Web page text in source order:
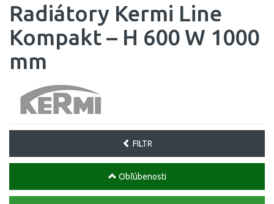
Radiátory Kermi Line
Kompakt – H 600 W 1000
mm
FILTR
Obľúbenosti